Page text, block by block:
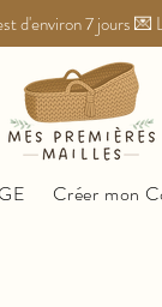
d'environ 7 jours
Créer mon